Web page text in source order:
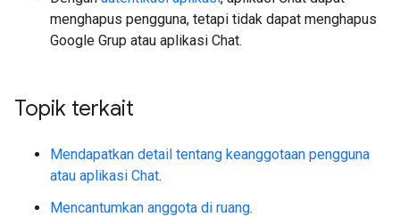
menghapus pengguna, tetapi tidak dapat menghapus
Google Grup atau aplikasi Chat.
Topik terkait
Mendapatkan detail tentang keanggotaan pengguna
atau aplikasi Chat.
Mencantumkan anggota di ruang.